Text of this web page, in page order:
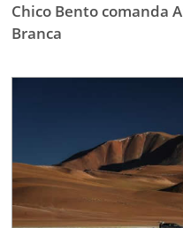
Chico Bento comanda
Branca